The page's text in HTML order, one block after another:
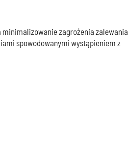
zagrożenia zalewania
spowodowanymi wystąpieniem z